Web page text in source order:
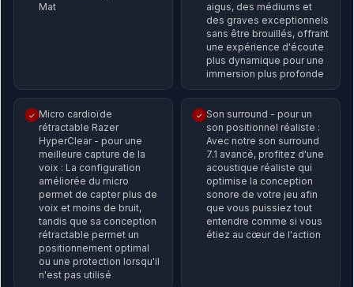
Mat
aigus, des médiums et
des graves exceptionnels
sans être brouillés, offrant
une expérience d'écoute
plus dynamique pour une
immersion plus profonde
✓ Micro cardioïde
rétractable Razer
HyperClear - pour une
meilleure capture de la
voix : La configuration
améliorée du micro
permet de capter plus de
voix et moins de bruit,
tandis que sa conception
rétractable permet un
positionnement optimal
ou une protection lorsqu'il
n'est pas utilisé
✓ Son surround - pour un
son positionnel réaliste :
Avec notre son surround
7.1 avancé, profitez d'une
acoustique réaliste qui
optimise la conception
sonore de votre jeu afin
que vous puissiez tout
entendre comme si vous
étiez au cœur de l'action